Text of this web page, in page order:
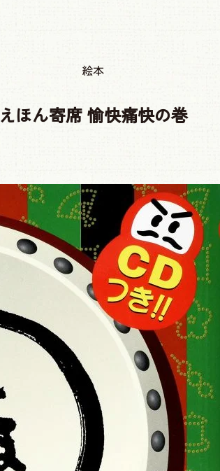
絵本
えほん寄席 愉快痛快の巻